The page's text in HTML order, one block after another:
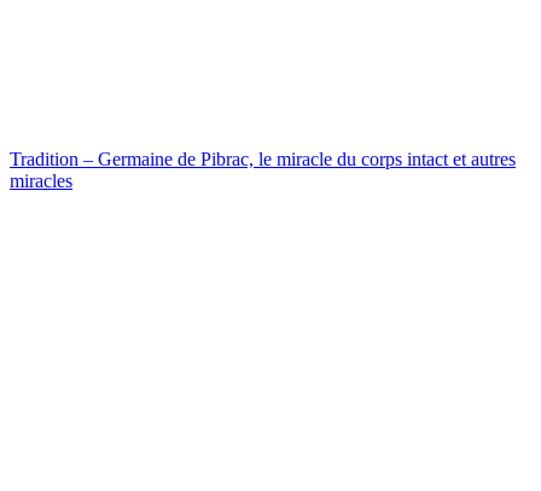
Tradition – Germaine de Pibrac, le miracle du corps intact et autres
miracles